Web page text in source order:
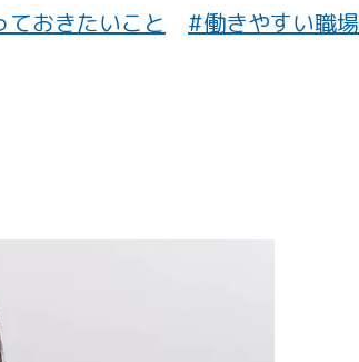
おきたいこと
#働きやすい職